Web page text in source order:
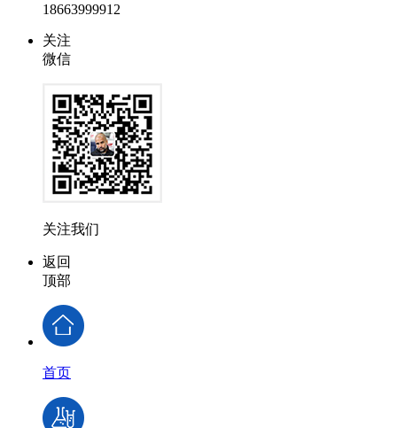
18663999912
关注
微信
关注我们
返回
顶部
首页